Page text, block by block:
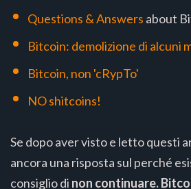
Questions & Answers about
Bitcoin: demolizione di alcuni
Bitcoin, non 'cRypTo'
NO shitcoins!
Se dopo aver visto e letto questi
ancora una risposta sul perché
consiglio di non continuare.